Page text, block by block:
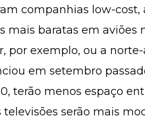
companhias low-cost,
mais baratas em aviões
por exemplo, ou a
em setembro
terão menos espaço
serão mais